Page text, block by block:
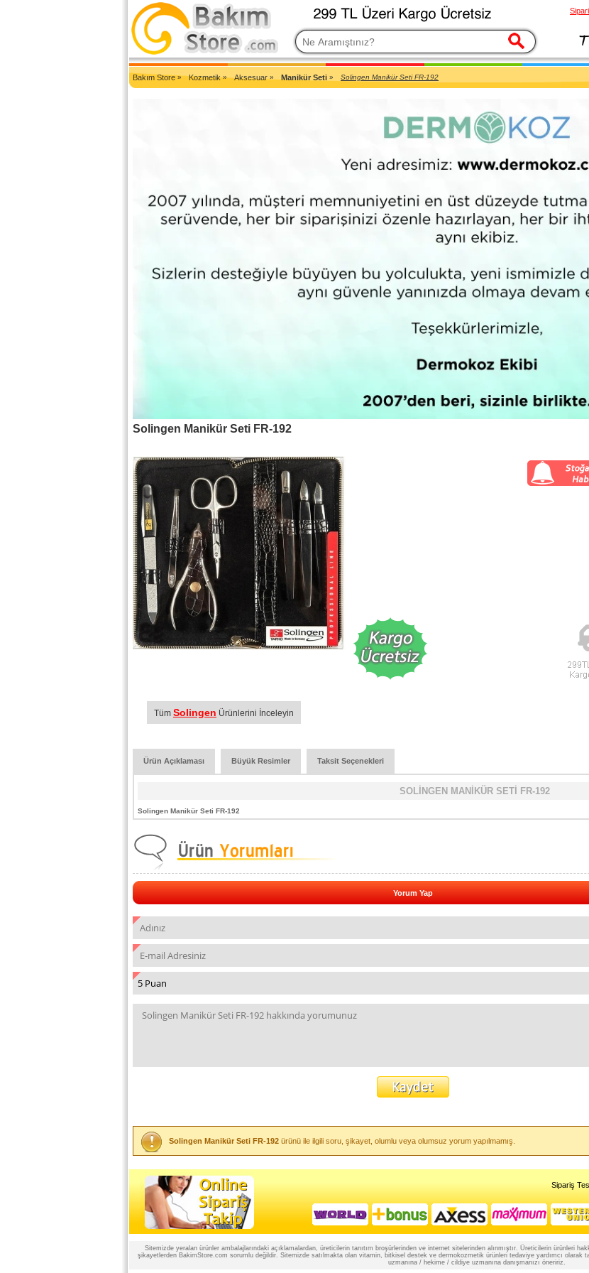
2007'den Beri Türkiye'nin En Güncel Bakım Ürünleri Eczane Sitesi
Bakım Store» Kozmetik» Aksesuar » Manikür Seti » Solingen Manikür Seti FR-192
Solingen Manikür Seti FR-192
Tüm Solingen Ürünlerini İnceleyin
Ürün Açıklaması Büyük Resimler Taksit Seçenekleri
SOLİNGEN MANİKÜR SETİ FR-192
Solingen Manikür Seti FR-192
Yorum Yap
Solingen Manikür Seti FR-192 ürünü ile ilgili soru, şikayet, olumlu veya olumsuz yorum yapılmamış.
Sipariş
Sitemizde yeralan ürünler ambalajlarındaki açıklamalardan, üreticilerin tanıtım broşürlerinden ve internet sitelerinden alınmıştır. Üreticilerin ürünleri
şikayetlerden BakimStore.com sorumlu değildir. Sitemizde satılmakta olan vitamin, bitkisel destek ve dermokozmetik ürünleri tedaviye yardımcı olarak
uzmanına / hekime / cildiye uzmanına danışmanızı öneririz.